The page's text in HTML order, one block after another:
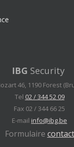
IBG Security
46, 1190 Forest
Tel 02 / 344 52 09
Fax 02 / 344 66 25
E-mail info@ibg.be
Formulaire contact